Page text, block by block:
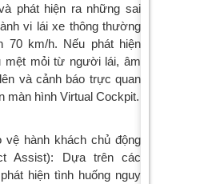
phát hiện ra những sai
vi lái xe thông thường
70 km/h. Nếu phát hiện
mệt mỏi từ người lái, âm
và cảnh báo trực quan
màn hình Virtual Cockpit.
vệ hành khách chủ động
Assist): Dựa trên các
hiện tình huống nguy